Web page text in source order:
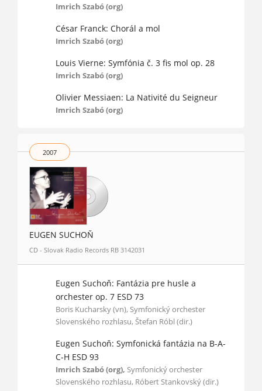
Imrich Szabó (org)
César Franck: Chorál a mol
Imrich Szabó (org)
Louis Vierne: Symfónia č. 3 fis mol op. 28
Imrich Szabó (org)
Olivier Messiaen: La Nativité du Seigneur
Imrich Szabó (org)
2007
EUGEN SUCHOŇ
CD - Slovak Radio Records RB 3142031
Eugen Suchoň: Fantázia pre husle a
orchester op. 7 ESD 73
Boris Kucharsky (vn), Symfonický orchester
Slovenského rozhlasu, Štefan Róbl (dir.)
Eugen Suchoň: Symfonická fantázia na B-A-
C-H ESD 93
Imrich Szabó (org), Symfonický orchester
Slovenského rozhlasu, Róbert Stankovský (dir.)